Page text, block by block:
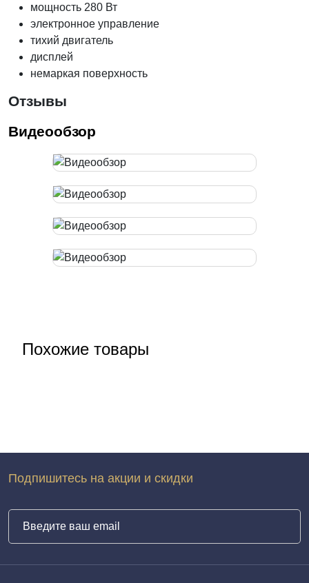
мощность 280 Вт
электронное управление
тихий двигатель
дисплей
немаркая поверхность
Отзывы
Видеообзор
Похожие товары
Подпишитесь на акции и скидки